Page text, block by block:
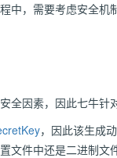
中，需要考虑安全机
全因素，因此七牛针
，因此该生成
文件中还是二进制文